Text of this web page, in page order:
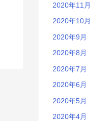
2020年11月
2020年10月
2020年9月
2020年8月
2020年7月
2020年6月
2020年5月
2020年4月